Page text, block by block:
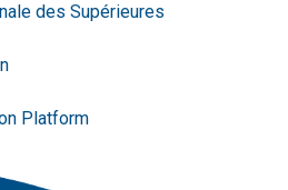
des Supérieures
Platform